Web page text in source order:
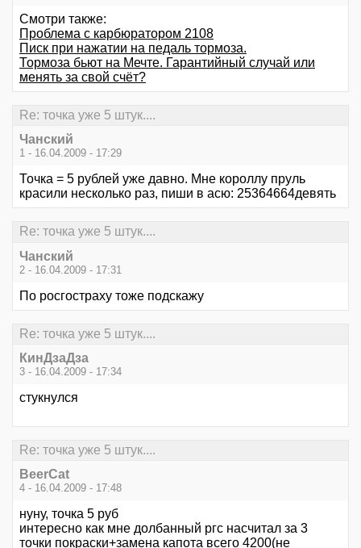
Смотри также:
Проблема с карбюратором 2108
Писк при нажатии на педаль тормоза.
Тормоза бьют на Мечте. Гарантийный случай или
менять за свой счёт?
Re: точка уже 5 штук....
Чанский
1 - 16.04.2009 - 17:29
Точка = 5 рублей уже давно. Мне короллу пруль
красили несколько раз, пиши в асю: 25364664девять
Re: точка уже 5 штук....
Чанский
2 - 16.04.2009 - 17:31
По росгостраху тоже подскажу
Re: точка уже 5 штук....
КинДзаДза
3 - 16.04.2009 - 17:34
стукнулся
Re: точка уже 5 штук....
BeerCat
4 - 16.04.2009 - 17:48
нуну, точка 5 руб
интересно как мне долбанный ргс насчитал за 3
точки покраски+замена капота всего 4200(не